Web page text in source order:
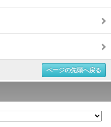
ページの先頭へ戻る